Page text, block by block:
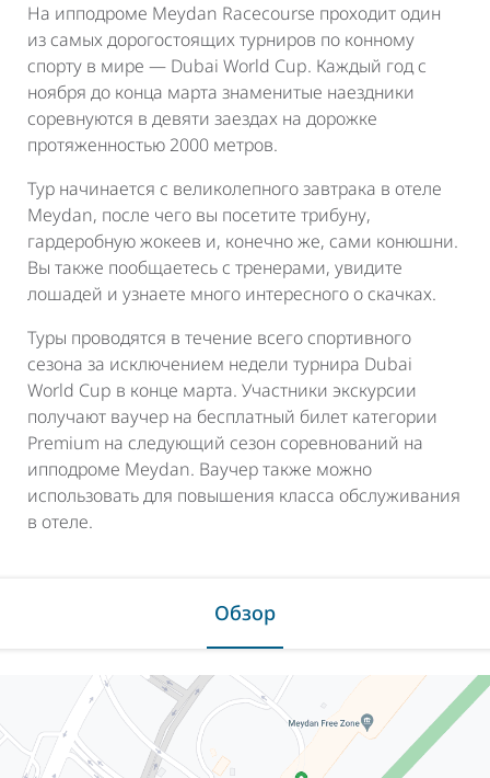
На ипподроме Meydan Racecourse проходит один
из самых дорогостоящих турниров по конному
спорту в мире — Dubai World Cup. Каждый год с
ноября до конца марта знаменитые наездники
соревнуются в девяти заездах на дорожке
протяженностью 2000 метров.
Тур начинается с великолепного завтрака в отеле
Meydan, после чего вы посетите трибуну,
гардеробную жокеев и, конечно же, сами конюшни.
Вы также пообщаетесь с тренерами, увидите
лошадей и узнаете много интересного о скачках.
Туры проводятся в течение всего спортивного
сезона за исключением недели турнира Dubai
World Cup в конце марта. Участники экскурсии
получают ваучер на бесплатный билет категории
Premium на следующий сезон соревнований на
ипподроме Meydan. Ваучер также можно
использовать для повышения класса обслуживания
в отеле.
Обзор